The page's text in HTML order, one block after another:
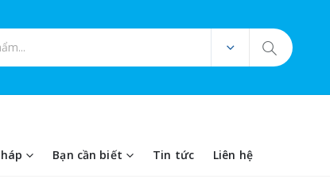
Bạn cần biết Tin tức Liên hệ